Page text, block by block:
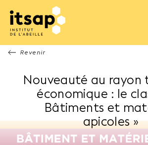
Revenir
Nouveauté au rayon
économique : le
Bâtiments et
apicoles»